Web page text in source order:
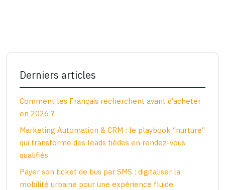
Derniers articles
Comment les Français recherchent avant d’acheter
en 2026 ?
Marketing Automation & CRM : le playbook “nurture”
qui transforme des leads tièdes en rendez-vous
qualifiés
Payer son ticket de bus par SMS : digitaliser la
mobilité urbaine pour une expérience fluide